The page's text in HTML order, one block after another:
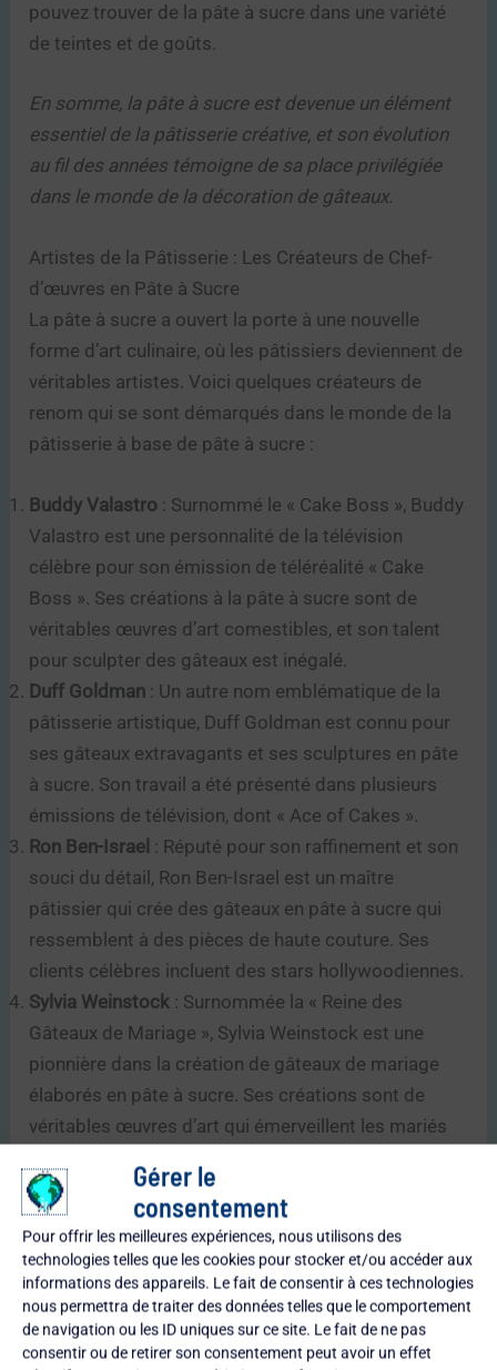
Gérer le
consentement
Pour offrir les meilleures expériences, nous utilisons des
technologies telles que les cookies pour stocker et/ou accéder aux
informations des appareils. Le fait de consentir à ces technologies
nous permettra de traiter des données telles que le comportement
de navigation ou les ID uniques sur ce site. Le fait de ne pas
consentir ou de retirer son consentement peut avoir un effet
pouvez trouver de la pâte à sucre dans une variété
de teintes et de goûts.
En somme, la pâte à sucre est devenue un élément
essentiel de la pâtisserie créative, et son évolution
au fil des années témoigne de sa place privilégiée
dans le monde de la décoration de gâteaux.
Artistes de la Pâtisserie : Les Créateurs de Chef-
d’œuvres en Pâte à Sucre
La pâte à sucre a ouvert la porte à une nouvelle
forme d’art culinaire, où les pâtissiers deviennent de
véritables artistes. Voici quelques créateurs de
renom qui se sont démarqués dans le monde de la
pâtisserie à base de pâte à sucre :
Buddy Valastro : Surnommé le « Cake Boss », Buddy
Valastro est une personnalité de la télévision
célèbre pour son émission de téléréalité « Cake
Boss ». Ses créations à la pâte à sucre sont de
véritables œuvres d’art comestibles, et son talent
pour sculpter des gâteaux est inégalé.
Duff Goldman : Un autre nom emblématique de la
pâtisserie artistique, Duff Goldman est connu pour
ses gâteaux extravagants et ses sculptures en pâte
à sucre. Son travail a été présenté dans plusieurs
émissions de télévision, dont « Ace of Cakes ».
Ron Ben-Israel : Réputé pour son raffinement et son
souci du détail, Ron Ben-Israel est un maître
pâtissier qui crée des gâteaux en pâte à sucre qui
ressemblent à des pièces de haute couture. Ses
clients célèbres incluent des stars hollywoodiennes.
Sylvia Weinstock : Surnommée la « Reine des
Gâteaux de Mariage », Sylvia Weinstock est une
pionnière dans la création de gâteaux de mariage
élaborés en pâte à sucre. Ses créations sont de
véritables œuvres d’art qui émerveillent les mariés
Elisa Strauss: Spécialisée dans les gâteaux
sculptés et les figurines en pâte à sucre, Elisa
Strauss est une artiste renommée dont les
créations ont été présentées dans des magazines et
émissions de télévision du monde entier.
Rosie Cake-Diva: Une star des médias sociaux,